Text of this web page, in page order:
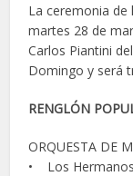
La ceremonia de
martes 28 de
Carlos Piantini
Domingo y será
RENGLÓN
ORQUESTA DE
• Los